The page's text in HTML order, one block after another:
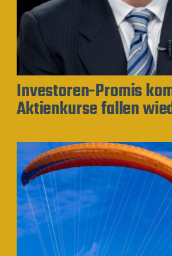
Investoren-Promis
Aktienkurse fallen